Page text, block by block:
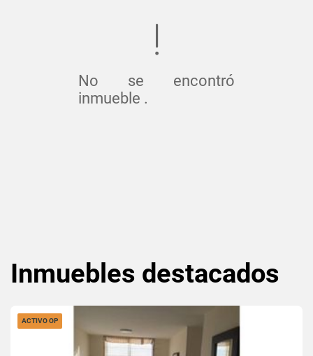
No se encontró
inmueble .
Inmuebles destacados
ACTIVO OP